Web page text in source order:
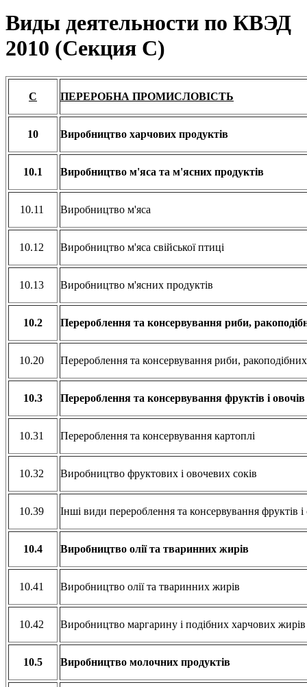
Виды деятельности по КВЭД
2010 (Секция С)
C ПЕРЕРОБНА ПРОМИСЛОВІСТЬ
10 Виробництво харчових продуктів
10.1 Виробництво м'яса та м'ясних продуктів
10.11 Виробництво м'яса
10.12 Виробництво м'яса свійської птиці
10.13 Виробництво м'ясних продуктів
10.2 Перероблення та консервування риби,
10.20 Перероблення та консервування риби,
10.3 Перероблення та консервування фруктів і овочів
10.31 Перероблення та консервування картоплі
10.32 Виробництво фруктових і овочевих соків
10.39 Інші види перероблення та консервування фруктів
10.4 Виробництво олії та тваринних жирів
10.41 Виробництво олії та тваринних жирів
10.42 Виробництво маргарину і подібних харчових
10.5 Виробництво молочних продуктів